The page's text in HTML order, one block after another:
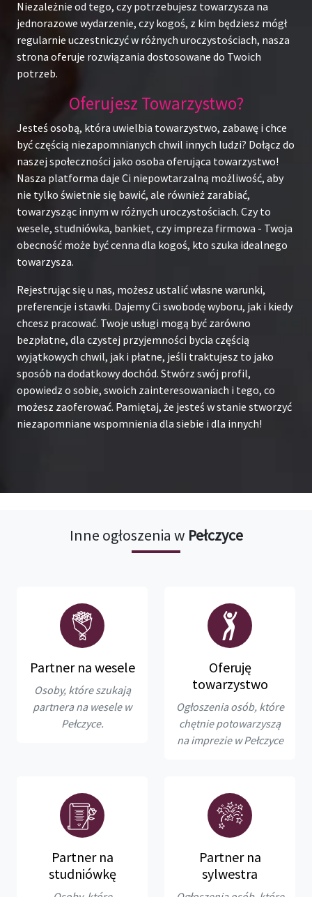
Niezależnie od tego, czy potrzebujesz towarzysza na
jednorazowe wydarzenie, czy kogoś, z kim będziesz mógł
regularnie uczestniczyć w różnych uroczystościach, nasza
strona oferuje rozwiązania dostosowane do Twoich
potrzeb.
Oferujesz Towarzystwo?
Jesteś osobą, która uwielbia towarzystwo, zabawę i chce
być częścią niezapomnianych chwil innych ludzi? Dołącz do
naszej społeczności jako osoba oferująca towarzystwo!
Nasza platforma daje Ci niepowtarzalną możliwość, aby
nie tylko świetnie się bawić, ale również zarabiać,
towarzysząc innym w różnych uroczystościach. Czy to
wesele, studniówka, bankiet, czy impreza firmowa - Twoja
obecność może być cenna dla kogoś, kto szuka idealnego
towarzysza.
Rejestrując się u nas, możesz ustalić własne warunki,
preferencje i stawki. Dajemy Ci swobodę wyboru, jak i kiedy
chcesz pracować. Twoje usługi mogą być zarówno
bezpłatne, dla czystej przyjemności bycia częścią
wyjątkowych chwil, jak i płatne, jeśli traktujesz to jako
sposób na dodatkowy dochód. Stwórz swój profil,
opowiedz o sobie, swoich zainteresowaniach i tego, co
możesz zaoferować. Pamiętaj, że jesteś w stanie stworzyć
niezapomniane wspomnienia dla siebie i dla innych!
Inne ogłoszenia w Pełczyce
Partner na wesele
Osoby, które szukają
partnera na wesele w
Pełczyce.
Oferuję
towarzystwo
Ogłoszenia osób, które
chętnie potowarzyszą
na imprezie w Pełczyce
Partner na
studniówkę
Partner na
sylwestra